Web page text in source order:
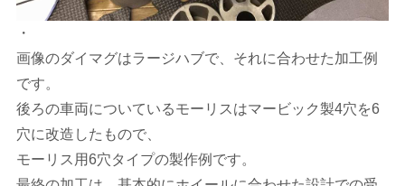
・
画像のダイマグはラージハブで、それに合わせた加工例
です。
後ろの車両についているモーリスはマービック製4穴を6
穴に改造したもので、
モーリス用6穴タイプの製作例です。